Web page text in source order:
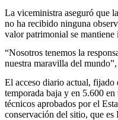
La viceministra aseguró que
no ha recibido ninguna
valor patrimonial se mantiene
“Nosotros tenemos la
nuestra maravilla del
El acceso diario actual, fijado
temporada baja y en 5.600 en
técnicos aprobados por el
conservación del sitio, que